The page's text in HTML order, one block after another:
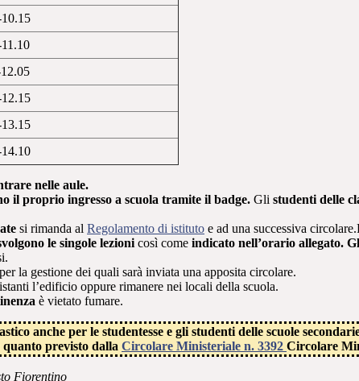
nelle aule.
il proprio ingresso a scuola tramite il badge. Gli studenti delle
si rimanda al Regolamento di istituto e ad una successiva
le singole lezioni così come indicato nell’orario allegato.
la gestione dei quali sarà inviata una apposita circolare.
l’edificio oppure rimanere nei locali della scuola.
è vietato fumare.
anche per le studentesse e gli studenti delle scuole
quanto previsto dalla Circolare Ministeriale n. 3392 Circolare
Fiorentino